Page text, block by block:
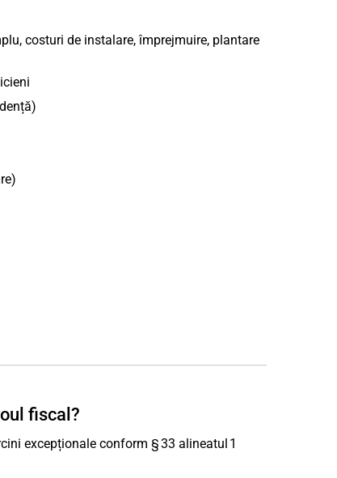
costuri de instalare, împrejmuire, plantare
fiscal?
excepționale conform § 33 alineatul 1